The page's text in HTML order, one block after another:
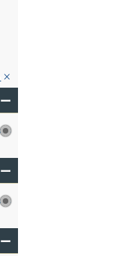
ー
ー
ー